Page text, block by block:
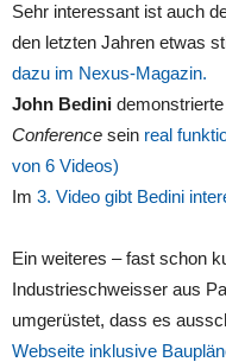
Sehr interessant ist auch
den letzten Jahren etwas
dazu im Nexus-Magazin.
John Bedini
Conference sein real
von 6 Videos)
Im 3. Video gibt Bedini
Ein weiteres – fast schon
Industrieschweisser aus
umgerüstet, dass es
Webseite inklusive